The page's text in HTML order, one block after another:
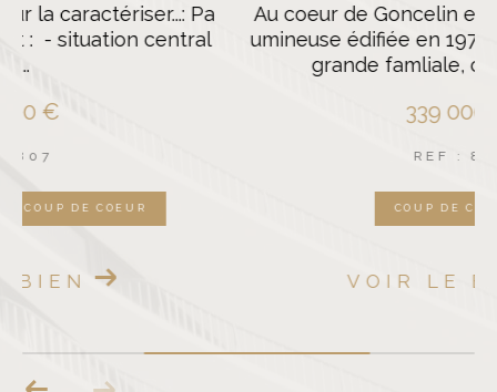
Au coeur de Goncelin et au calme, maison l
umineuse édifiée en 1979. Parfaite pour une
grande famliale, cette maison...